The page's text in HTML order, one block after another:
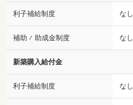
利子補給制度 なし
補助 ⁄ 助成金制度 なし
新築購入給付金
利子補給制度 なし